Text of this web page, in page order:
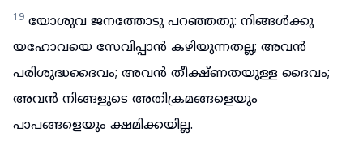
19 യോശുവ ജനത്തോടു പറഞ്ഞതു: നിങ്ങൾക്കു
യഹോവയെ സേവിപ്പാൻ കഴിയുന്നതല്ല; അവൻ
പരിശുദ്ധദൈവം; അവൻ തീക്ഷ്ണതയുള്ള ദൈവം;
അവൻ നിങ്ങളുടെ അതിക്രമങ്ങളെയും
പാപങ്ങളെയും ക്ഷമിക്കയില്ല.